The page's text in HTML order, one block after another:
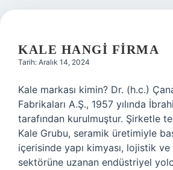
KALE HANGI FIRMA
Tarih: Aralık 14, 2024
Kale markası kimin? Dr. (h.c.)
Fabrikaları A.Ş., 1957 yılında
tarafından kurulmuştur. Şirketle
Kale Grubu, seramik üretimiyle
içerisinde yapı kimyası, lojistik ve
sektörüne uzanan endüstriyel